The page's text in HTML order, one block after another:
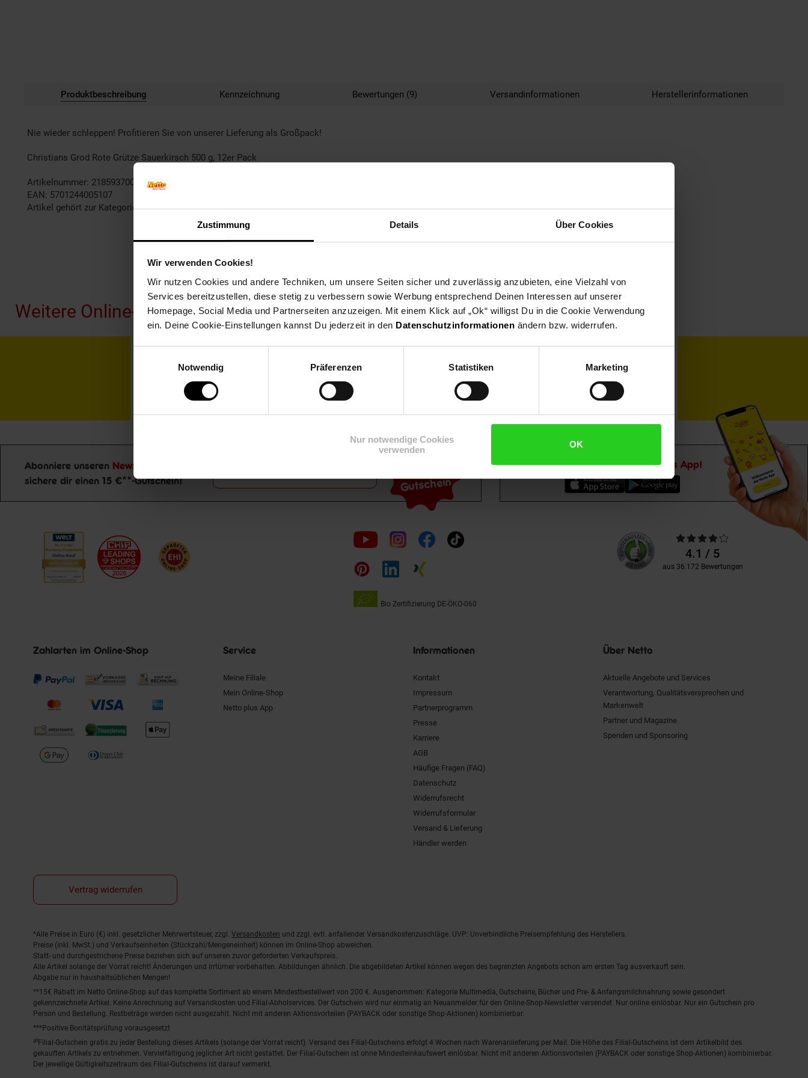
Zustimmung Details Über Cookies
Wir verwenden Cookies!
Wir nutzen Cookies und andere Techniken, um unsere Seiten sicher und zuverlässig anzubieten, eine Vielzahl von
Services bereitzustellen, diese stetig zu verbessern sowie Werbung entsprechend Deinen Interessen auf unserer
Homepage, Social Media und Partnerseiten anzuzeigen. Mit einem Klick auf „Ok“ willigst Du in die Cookie Verwendung
ein. Deine Cookie-Einstellungen kannst Du jederzeit in den Datenschutzinformationen ändern bzw. widerrufen.
Notwendig
Präferenzen Statistiken Marketing
Nur notwendige Cookies
verwenden
OK
Produktbeschreibung Kennzeichnung Bewertungen (9) Versandinformationen Herstellerinformationen
Nie wieder schleppen! Profitieren Sie von unserer Lieferung als Großpack!
Christians Grod Rote Grütze Sauerkirsch 500 g, 12er Pack
Artikelnummer: 2185937000
EAN: 5701244005107
Artikel gehört zur Kategorie:Lebensmittel Vorratspacks
Weitere Online-Angebote
Netto Reisen TV-Shop Weinwelt Rezeptwelt NettoKOM Karriere
Newsletter Anmeldung
Abonniere unseren Newsletter
sichere dir einen 15 €**-Gutschein!
Gutschein
Downloade dieNetto plus App!
Folge
uns
auf
Bio Zertifizierung DE-ÖKO-060
Unsere
Kundenbewertungen
Durchschnittliche
Bewertungen4.1 / 5
aus 36.172 Bewertungen
Zahlarten im Online-Shop Service
Meine Filiale
Mein Online-Shop
Netto plus App
Informationen
Kontakt
Impressum
Partnerprogramm
Presse
Karriere
AGB
Häufige Fragen (FAQ)
Datenschutz
Widerrufsrecht
Widerrufsformular
Versand & Lieferung
Händler werden
Über Netto
Aktuelle Angebote und Services
Verantwortung, Qualitätsversprechen und
Markenwelt
Partner und Magazine
Spenden und Sponsoring
Vertrag widerrufen
Fußnoten
*Alle Preise in Euro (€) inkl. gesetzlicher Mehrwertsteuer, zzgl. Versandkosten und zzgl. evtl. anfallender Versandkostenzuschläge. UVP: Unverbindliche Preisempfehlung des Herstellers.
Preise (inkl. MwSt.) und Verkaufseinheiten (Stückzahl/Mengeneinheit) können im Online-Shop abweichen.
Statt- und durchgestrichene Preise beziehen sich auf unseren zuvor geforderten Verkaufspreis.
Alle Artikel solange der Vorrat reicht! Änderungen und Irrtümer vorbehalten. Abbildungen ähnlich. Die abgebildeten Artikel können wegen des begrenzten Angebots schon am ersten Tag ausverkauft sein.
Abgabe nur in haushaltsüblichen Mengen!
**15€ Rabatt im Netto Online-Shop auf das komplette Sortiment ab einem Mindestbestellwert von 200 €. Ausgenommen: Kategorie Multimedia, Gutscheine, Bücher und Pre- & Anfangsmilchnahrung sowie gesondert
gekennzeichnete Artikel. Keine Anrechnung auf Versandkosten und Filial-Abholservices. Der Gutschein wird nur einmalig an Neuanmelder für den Online-Shop-Newsletter versendet. Nur online einlösbar. Nur ein Gutschein pro
Person und Bestellung. Restbeträge werden nicht ausgezahlt. Nicht mit anderen Aktionsvorteilen (PAYBACK oder sonstige Shop-Aktionen) kombinierbar.
***Positive Bonitätsprüfung vorausgesetzt
²⁰Filial-Gutschein gratis zu jeder Bestellung dieses Artikels (solange der Vorrat reicht). Versand des Filial-Gutscheins erfolgt 4 Wochen nach Warenanlieferung per Mail. Die Höhe des Filial-Gutscheins ist dem Artikelbild des
gekauften Artikels zu entnehmen. Vervielfältigung jeglicher Art nicht gestattet. Der Filial-Gutschein ist ohne Mindesteinkaufswert einlösbar. Nicht mit anderen Aktionsvorteilen (PAYBACK oder sonstige Shop-Aktionen) kombinierbar.
Der jeweilige Gültigkeitszeitraum des Filial-Gutscheins ist darauf vermerkt.